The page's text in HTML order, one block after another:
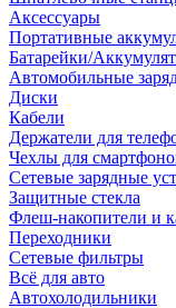
Аксессуары
Портативные
Батарейки/
Автомобильные
Диски
Кабели
Держатели для
Чехлы для
Сетевые зарядные
Защитные стекла
Флеш-накопители и
Переходники
Сетевые фильтры
Всё для авто
Автохолодильники